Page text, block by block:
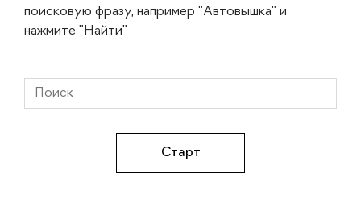
поисковую фразу, например "Автовышка" и
нажмите "Найти"